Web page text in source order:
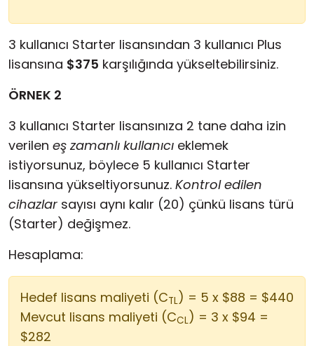
3 kullanıcı Starter lisansından 3 kullanıcı Plus
lisansına $375 karşılığında yükseltebilirsiniz.
ÖRNEK 2
3 kullanıcı Starter lisansınıza 2 tane daha izin
verilen eş zamanlı kullanıcı eklemek
istiyorsunuz, böylece 5 kullanıcı Starter
lisansına yükseltiyorsunuz. Kontrol edilen
cihazlar sayısı aynı kalır (20) çünkü lisans türü
(Starter) değişmez.
Hesaplama:
Hedef lisans maliyeti (CTL) = 5 x $88 = $440
Mevcut lisans maliyeti (CCL) = 3 x $94 =
$282